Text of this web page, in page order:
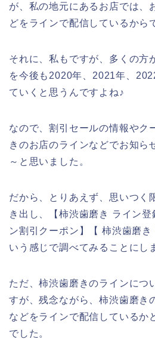
が、私の地元にあるお店では、
どをラインで配信しているから
それに、私もですが、多くの方
を今後も2020年、2021年、
ていくと思うんですよね♪
なので、割引セールの情報やク
きのお店のラインなどでお知ら
～と思いました。
だから、とりあえず、思いつく
き出し、【柿渋歯磨き ライン
ン割引クーポン】【 柿渋歯磨
いう感じで調べてみることにし
ただ、柿渋歯磨きのラインにつ
すが、残念ながら、柿渋歯磨き
などをラインで配信しているか
でした。